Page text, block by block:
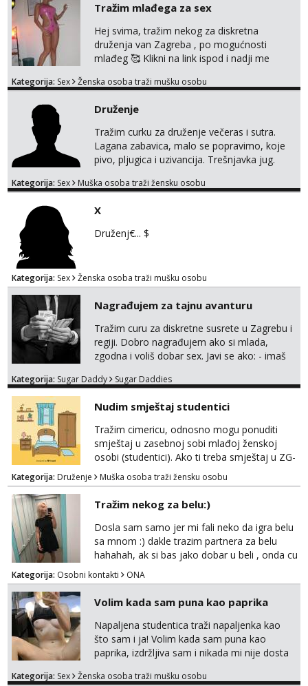
Tražim mlađega za sex
Hej svima, tražim nekog za diskretna
druženja van Zagreba , po mogućnosti
mlađeg 🥰 Klikni na link ispod i nadji me
Kategorija: Sex Ženska osoba traži mušku osobu
Druženje
Tražim curku za druženje večeras i sutra.
Lagana zabavica, malo se popravimo, koje
pivo, pljugica i uzivancija. Trešnjavka jug.
thing of the past We're jammin' And I hope
Kategorija: Sex Muška osoba traži žensku osobu
X
Druženj€... $
Kategorija: Sex Ženska osoba traži mušku osobu
Nagrađujem za tajnu avanturu
Tražim curu za diskretne susrete u Zagrebu i
regiji. Dobro nagrađujem ako si mlada,
zgodna i voliš dobar sex. Javi se ako: - imaš
kosu - se dobro ljubiš - si fleksibilna s
dostupna radnim danom (vikendi i noći su za
obitelj) - vodiš brigu o zdravlju i koristiš
zaštitu Ne javljajte se: - debele - frajeri i
paro...
Kategorija: Sugar Daddy Sugar Daddies
Nudim smještaj studentici
Tražim cimericu, odnosno mogu ponuditi
smještaj u zasebnoj sobi mlađoj ženskoj
osobi (studentici). Ako ti treba smještaj u ZG-
u, a ne želiš plaćati sobu i tako malo uštedjeti,
javi se na mail.
Kategorija: Druženje Muška osoba traži žensku osobu
Tražim nekog za belu:)
Dosla sam samo jer mi fali neko da igra belu
sa mnom :) dakle trazim partnera za belu
hahahah, ak si bas jako dobar u beli , onda cu
razmislit za dalje Klikni na link ispod i nadji me
tamo, cekam te!
Kategorija: Osobni kontakti ONA
Volim kada sam puna kao paprika
Napaljena studentica traži napaljenka kao
što sam i ja! Volim kada sam puna kao
paprika, izdržljiva sam i nikada mi nije dosta
bilo kad i bilo gdje zato se javi što prije da
Kategorija: Sex Ženska osoba traži mušku osobu